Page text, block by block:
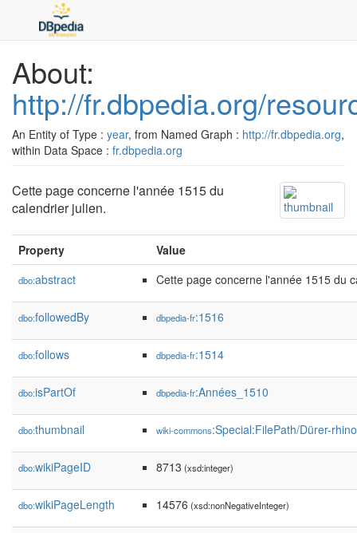
About:
http://fr.dbpedia.org/
An Entity of Type : year, from Named Graph : http://fr.dbpedia.org,
within Data Space : fr.dbpedia.org
Cette page concerne l'année 1515 du
calendrier julien.
Property Value
dbo:abstract Cette page concerne l'année 1515 du
dbo:followedBy dbpedia-fr:1516
dbo:follows dbpedia-fr:1514
dbo:isPartOf dbpedia-fr:Années_1510
dbo:thumbnail wiki-commons:Special:FilePath/Dürer-
dbo:wikiPageID 8713 (xsd:integer)
dbo:wikiPageLength 14576 (xsd:nonNegativeInteger)